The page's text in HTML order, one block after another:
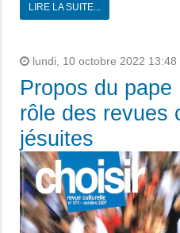
LIRE LA SUITE...
lundi, 10 octobre 2022 13:48
Propos du
rôle des revues
jésuites